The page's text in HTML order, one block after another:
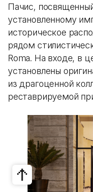
Пачис,
установленному
историческое
рядом
Roma. На входе, в
установлены
из драгоценной
реставрируемой